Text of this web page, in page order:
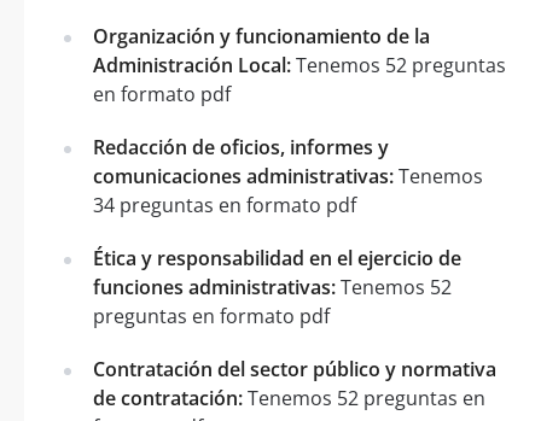
Organización y funcionamiento de la
Administración Local:Tenemos 52 preguntas
en formato pdf
Redacción de oficios, informes y
comunicaciones administrativas:Tenemos
34 preguntas en formato pdf
Ética y responsabilidad en el ejercicio de
funciones administrativas:Tenemos 52
preguntas en formato pdf
Contratación del sector público y normativa
de contratación:Tenemos 52 preguntas en